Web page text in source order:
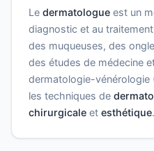
Le dermatologue est un
diagnostic et au
des muqueuses, des
des études de médecine
dermatologie-vénérologie
les techniques de
chirurgicale et esthétique.